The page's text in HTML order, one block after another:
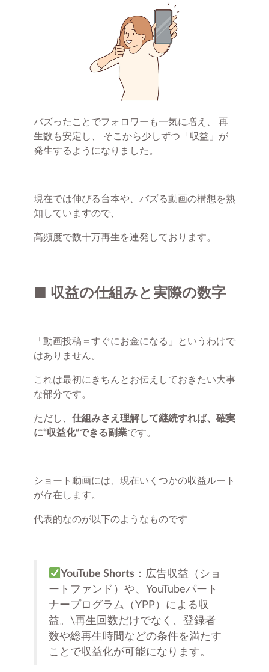
バズったことでフォロワーも一気に増え、 再
生数も安定し、 そこから少しずつ「収益」が
発生するようになりました。
現在では伸びる台本や、バズる動画の構想を熟
知していますので、
高頻度で数十万再生を連発しております。
■ 収益の仕組みと実際の数字
「動画投稿＝すぐにお金になる」というわけで
はありません。
これは最初にきちんとお伝えしておきたい大事
な部分です。
ただし、 仕組みさえ理解して継続すれば、確実
に“収益化”できる副業です。
ショート動画には、現在いくつかの収益ルート
が存在します。
代表的なのが以下のようなものです
YouTube Shorts：広告収益（ショ
ートファンド）や、YouTubeパート
ナープログラム（YPP）による収
益。\再生回数だけでなく、登録者
数や総再生時間などの条件を満たす
ことで収益化が可能になります。